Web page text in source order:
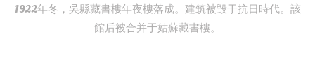
1922年冬，吳縣藏書樓年夜樓落成。建筑被毀于抗日時代。該
館后被合并于姑蘇藏書樓。